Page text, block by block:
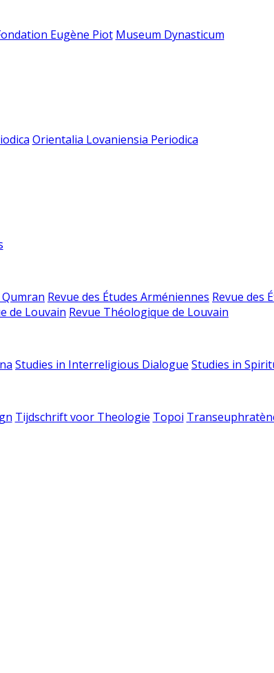
Eugène Piot Museum Dynasticum
Orientalia Lovaniensia Periodica
Qumran Revue des Études Arméniennes Revue des
de Louvain Revue Théologique de Louvain
Studies in Interreligious Dialogue Studies in
Tijdschrift voor Theologie Topoi